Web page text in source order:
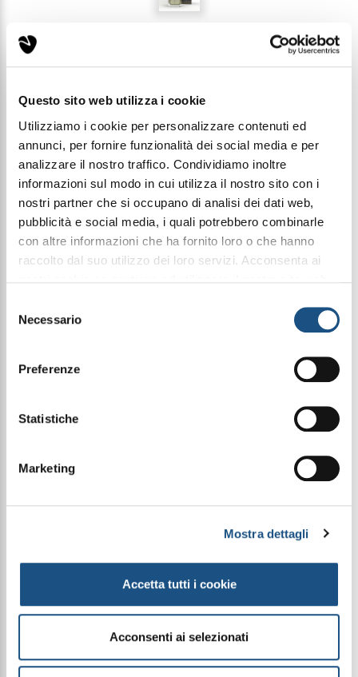
Questo sito web utilizza i cookie
Utilizziamo i cookie per personalizzare contenuti ed
annunci, per fornire funzionalità dei social media e per
analizzare il nostro traffico. Condividiamo inoltre
informazioni sul modo in cui utilizza il nostro sito con i
nostri partner che si occupano di analisi dei dati web,
pubblicità e social media, i quali potrebbero combinarle
con altre informazioni che ha fornito loro o che hanno
raccolto dal suo utilizzo dei loro servizi. Acconsenta ai
delNecessario
Preferenze
Statistiche
Marketing
Mostra dettagli
Accetta tutti i cookie
Acconsenti ai selezionati
RECENSIONI (0)
SORGÈ 1 - 224 - PROFUMO
LUXURY UOMO 50ML
Codice: L224
Prezzo di listino:
€ 49,99 € 29,98
Condividi questo articolo sui social
Note di testa: Noce Moscata, Pepe Rosa, Limone e
Arancia
indicative e possono variare a seconda della
disponibilità del packaging
PRODOTTI CORRELATI